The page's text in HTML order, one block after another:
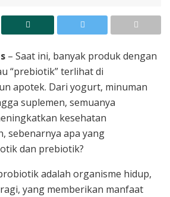
– Saat ini, banyak produk dengan
“prebiotik” terlihat di
apotek. Dari yogurt, minuman
suplemen, semuanya
kesehatan
sebenarnya apa yang
dan prebiotik?
adalah organisme hidup,
yang memberikan manfaat